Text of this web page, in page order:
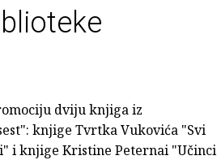
dviju knjiga iz
knjige Tvrtka Vukovića "Svi
i knjige Kristine Peternai "Učinci